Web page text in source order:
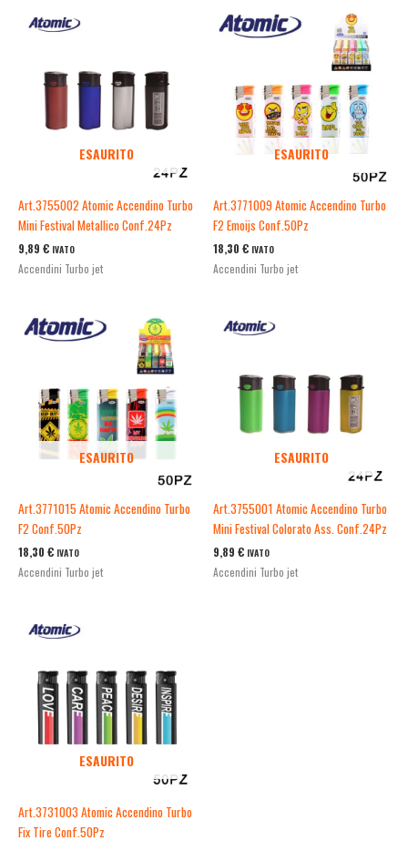
ESAURITO
Art.3755002 Atomic Accendino Turbo
Mini Festival Metallico Conf.24Pz
9,89 € IVATO
Accendini Turbo jet
ESAURITO
Art.3771009 Atomic Accendino Turbo
F2 Emoijs Conf.50Pz
18,30 € IVATO
Accendini Turbo jet
ESAURITO
Art.3771015 Atomic Accendino Turbo
F2 Conf.50Pz
18,30 € IVATO
Accendini Turbo jet
ESAURITO
Art.3755001 Atomic Accendino Turbo
Mini Festival Colorato Ass. Conf.24Pz
9,89 € IVATO
Accendini Turbo jet
ESAURITO
Art.3731003 Atomic Accendino Turbo
Fix Tire Conf.50Pz